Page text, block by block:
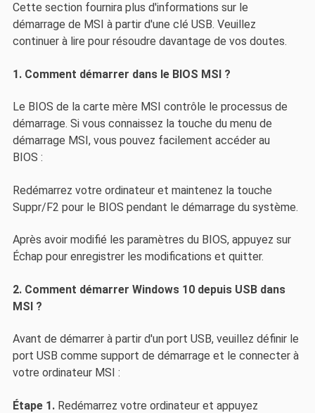
Cette section fournira plus d'informations sur le
démarrage de MSI à partir d'une clé USB. Veuillez
continuer à lire pour résoudre davantage de vos doutes.
1. Comment démarrer dans le BIOS MSI ?
Le BIOS de la carte mère MSI contrôle le processus de
démarrage. Si vous connaissez la touche du menu de
démarrage MSI, vous pouvez facilement accéder au
BIOS :
Redémarrez votre ordinateur et maintenez la touche
Suppr/F2 pour le BIOS pendant le démarrage du système.
Après avoir modifié les paramètres du BIOS, appuyez sur
Échap pour enregistrer les modifications et quitter.
2. Comment démarrer Windows 10 depuis USB dans
MSI ?
Avant de démarrer à partir d'un port USB, veuillez définir le
port USB comme support de démarrage et le connecter à
votre ordinateur MSI :
Étape 1.Redémarrez votre ordinateur et appuyez